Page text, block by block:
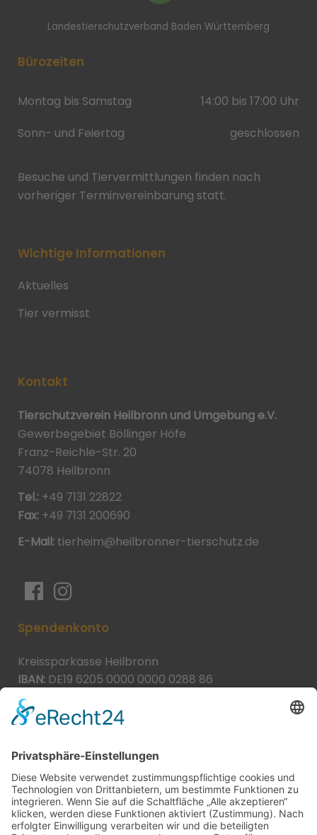
Landestierschutzverband Baden Württemberg
Bürozeiten
Montag bis Samstag
14:00 bis 17:00 Uhr
Sonn- und Feiertag
geschlossen
Besuche und Tiervermittlungen finden nach
vorheriger Terminvereinbarung statt.
Wichtige Informationen
Aktuelles
Tier vermisst
Kontakt
Tierschutzverein Heilbronn und Umgebung e.V.
Gewerbegebiet Böllinger Höfe
Franz-Reichle-Str. 20
74078 Heilbronn
Tel.: +49 7131 22822
Fax: +49 7131 200690
E-Mail: tierheim@heilbronner-tierschutz.de
Spendenkonto
Kreissparkasse Heilbronn
IBAN: DE19 6205 0000 0000 0288 86
BIC:
Spende direkt via PayPal
JETZT SPENDEN
paypal@heilbronner-tierschutz.de